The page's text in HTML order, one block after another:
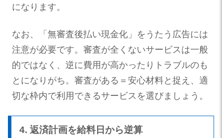
になります。
なお、「無審査後払い現金化」をうたう広告には
注意が必要です。審査が全くないサービスは一般
的ではなく、逆に費用が高かったりトラブルのも
とになりがち。審査がある＝安心材料と捉え、適
切な枠内で利用できるサービスを選びましょう。
4. 返済計画を給料日から逆算